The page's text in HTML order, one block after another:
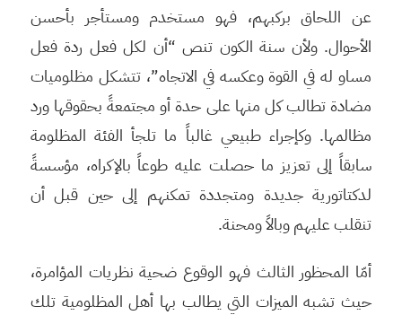
عن اللحاق بركبهم، فهو مستخدم ومستأجر بأحسن
الأحوال. ولأن سنة الكون تنص “أن لكل فعل ردة فعل
مساو له في القوة وعكسه في الاتجاه”، تتشكل مظلوميات
مضادة تطالب كل منها على حدة أو مجتمعةً بحقوقها ورد
مظالمها. وكإجراء طبيعي غالباً ما تلجأ الفئة المظلومة
سابقاً إلى تعزيز ما حصلت عليه طوعاً بالإكراه، مؤسسةً
لدكتاتورية جديدة ومتجددة تمكنهم إلى حين قبل أن
تنقلب عليهم وبالاً ومحنة.
أمّا المحظور الثالث فهو الوقوع ضحية نظريات المؤامرة،
حيث تشبه الميزات التي يطالب بها أهل المظلومية تلك